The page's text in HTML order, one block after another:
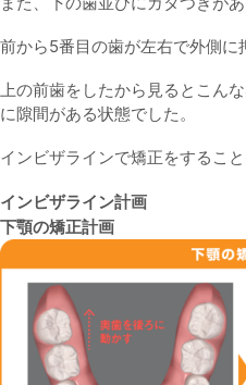
前から5番目の歯が左右で外側に
上の前歯をしたから見るとこん
に隙間がある状態でした。
インビザラインで矯正をすること
インビザライン計画
下顎の矯正計画